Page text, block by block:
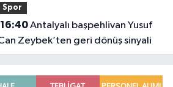
Spor
16:40Antalyalı başpehlivan Yusuf
Zeybek’ten geri dönüş sinyali